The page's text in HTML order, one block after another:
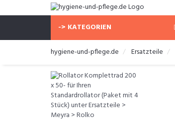
-> KATEGORIEN
hygiene-und-pflege.de Ersatzteile